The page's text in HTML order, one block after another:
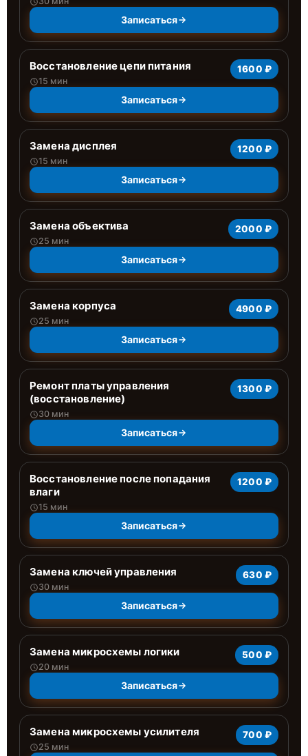
Записаться
Восстановление цепи питания
15 мин
1600 ₽
Записаться
Замена дисплея
15 мин
1200 ₽
Записаться
Замена объектива
25 мин
2000 ₽
Записаться
Замена корпуса
25 мин
4900 ₽
Записаться
Ремонт платы управления
(восстановление)
30 мин
1300 ₽
Записаться
Восстановление после попадания
влаги
15 мин
1200 ₽
Записаться
Замена ключей управления
30 мин
630 ₽
Записаться
Замена микросхемы логики
20 мин
500 ₽
Записаться
Замена микросхемы усилителя
25 мин
700 ₽